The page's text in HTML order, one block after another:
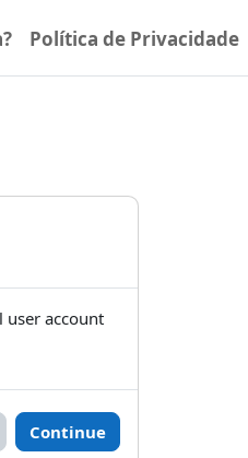
Política de Privacidade
user account
Continue